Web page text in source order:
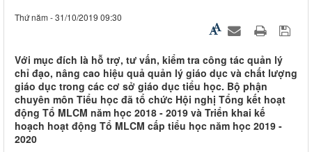
Thứ năm - 31/10/2019 09:30
Với mục đích là hỗ trợ, tư vấn, kiểm tra công tác quản lý
chỉ đạo, nâng cao hiệu quả quản lý giáo dục và chất lượng
giáo dục trong các cơ sở giáo dục tiểu học. Bộ phận
chuyên môn Tiểu học đã tổ chức Hội nghị Tổng kết hoạt
động Tổ MLCM năm học 2018 - 2019 và Triển khai kế
hoạch hoạt động Tổ MLCM cấp tiểu học năm học 2019 -
2020